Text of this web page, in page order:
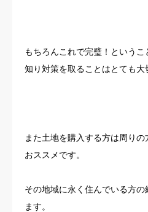
もちろんこれで完璧！という
知り対策を取ることはとても大
また土地を購入する方は周り
おススメです。
その地域に永く住んでいる方
ます。